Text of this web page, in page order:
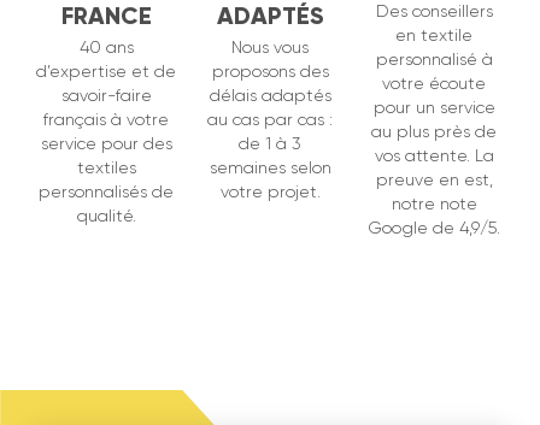
FRANCE
40 ans
d’expertise et de
savoir-faire
français à votre
service pour des
textiles
personnalisés de
qualité.
ADAPTÉS
Nous vous
proposons des
délais adaptés
au cas par cas :
de 1 à 3
semaines selon
votre projet.
Des conseillers
en textile
personnalisé à
votre écoute
pour un service
au plus près de
vos attente. La
preuve en est,
notre note
Google de 4,9/5.